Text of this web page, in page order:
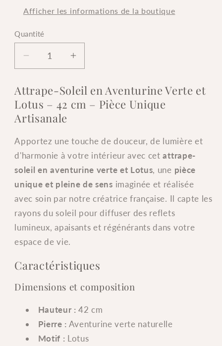
Afficher les informations de la boutique
Quantité
Quantité
Réduire
la
quantité
de
Attrape-
Soleil
Aventurine
Verte
et
Lotus
–
42
cm
–
Création
Française
Augmenter
la
quantité
de
Attrape-
Aventurine
Verte
et
Lotus
42
cm
–
Française
Attrape-Soleil en Aventurine Verte et
Lotus – 42 cm – Pièce Unique
Artisanale
Apportez une touche de douceur, de lumière et
d'harmonie à votre intérieur avec cetattrape-
soleil en aventurine verte et Lotus, une pièce
unique et pleine de sens imaginée et réalisée
avec soin par notre créatrice française. Il capte les
rayons du soleil pour diffuser des reflets
lumineux, apaisants et régénérants dans votre
espace de vie.
Caractéristiques
Dimensions et composition
Hauteur : 42 cm
Pierre : Aventurine verte naturelle
Motif : Lotus